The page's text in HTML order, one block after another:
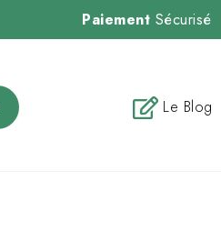
Paiement Sécurisé
Le Blog